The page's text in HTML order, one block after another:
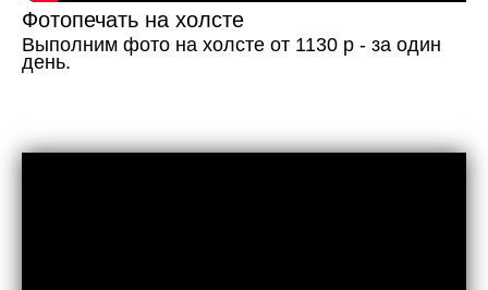
Фотопечать на холсте
Выполним фото на холсте от 1130 р - за один
день.